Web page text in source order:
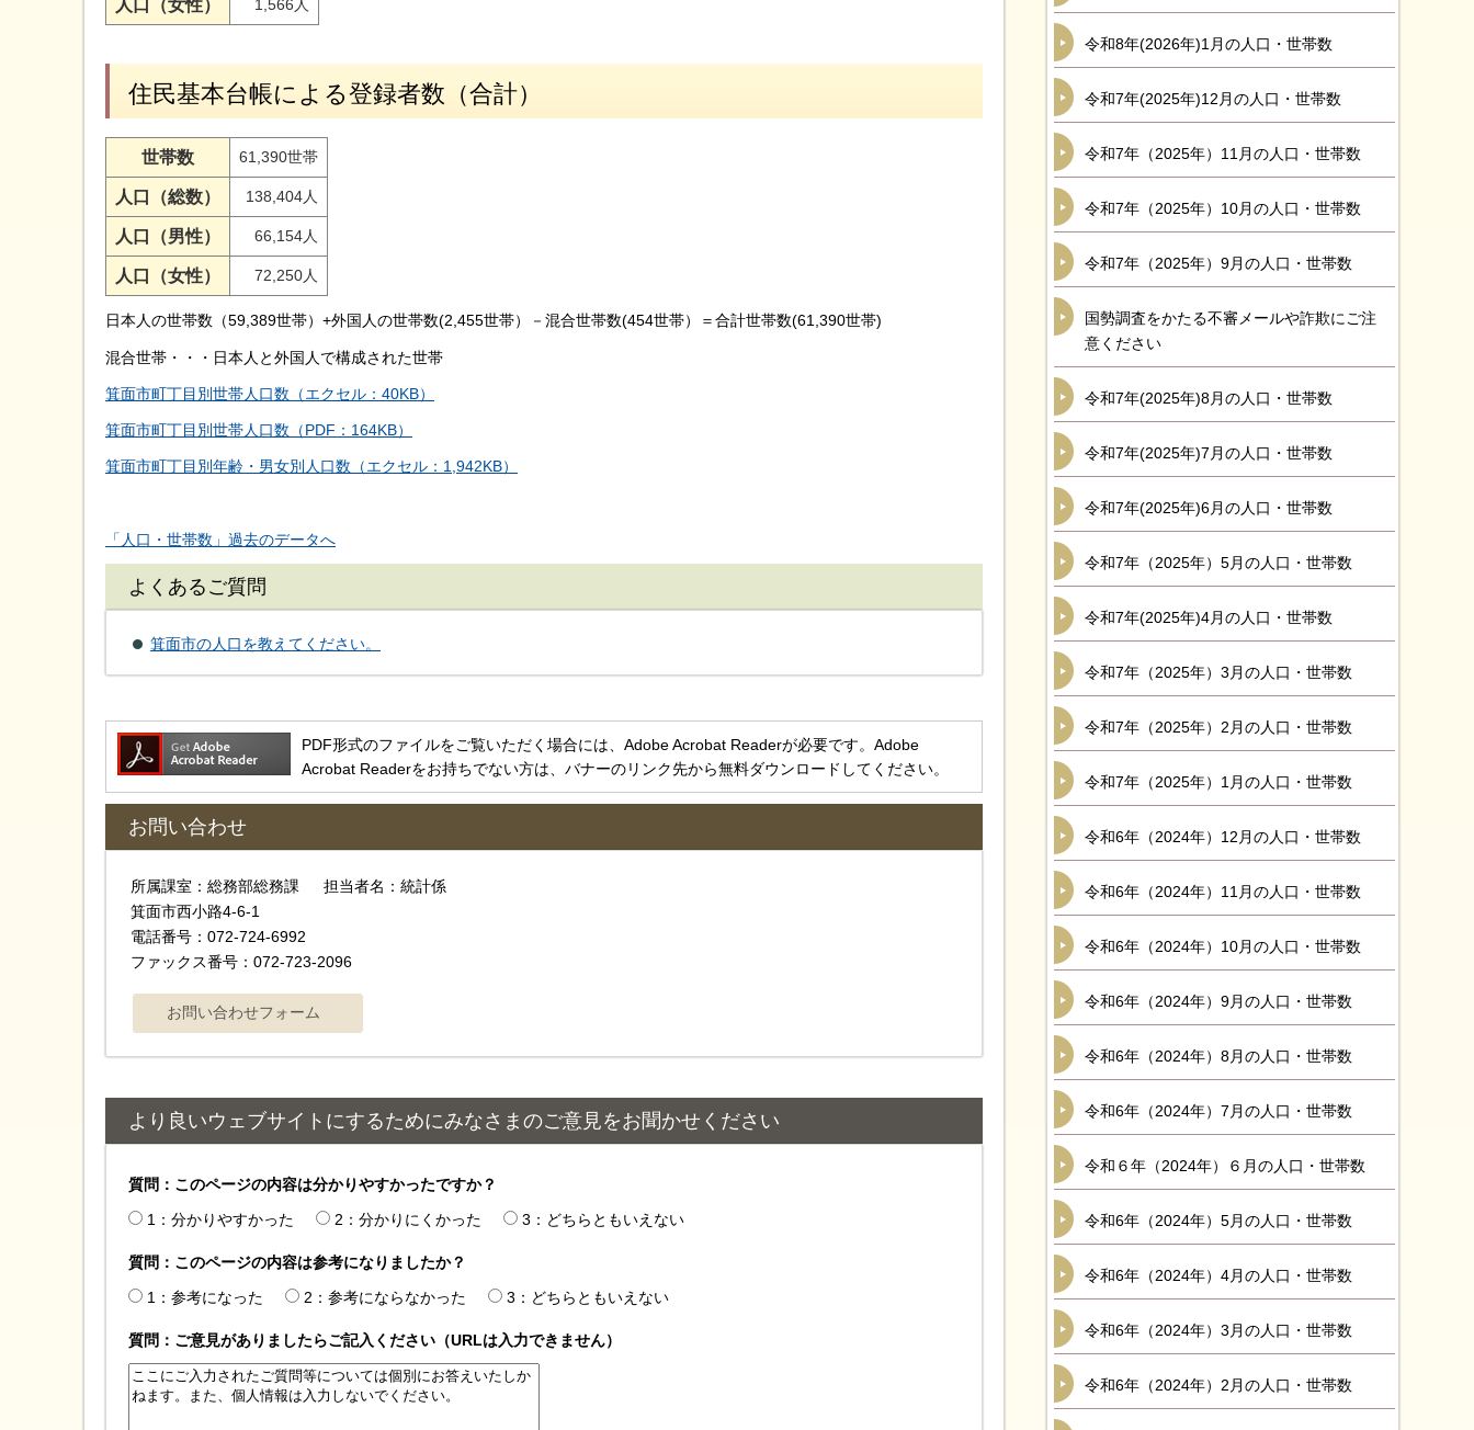
人口（女性） 1,566人
住民基本台帳による登録者数（合計）
世帯数 61,390世帯
人口（総数） 138,404人
人口（男性） 66,154人
人口（女性） 72,250人
日本人の世帯数（59,389世帯）+外国人の世帯数(2,455世帯）－混合世帯数(454世帯）＝合計世帯数(61,390世帯)
混合世帯・・・日本人と外国人で構成された世帯
箕面市町丁目別世帯人口数（エクセル：40KB）
箕面市町丁目別世帯人口数（PDF：164KB）
箕面市町丁目別年齢・男女別人口数（エクセル：1,942KB）
「人口・世帯数」過去のデータへ
よくあるご質問
箕面市の人口を教えてください。
PDF形式のファイルをご覧いただく場合には、Adobe Acrobat Readerが必要です。Adobe
Acrobat Readerをお持ちでない方は、バナーのリンク先から無料ダウンロードしてください。
お問い合わせ
所属課室：総務部総務課 担当者名：統計係
箕面市西小路4-6-1
電話番号：072-724-6992
ファックス番号：072-723-2096
より良いウェブサイトにするためにみなさまのご意見をお聞かせください
質問：このページの内容は分かりやすかったですか？
1：分かりやすかった
2：分かりにくかった 3：どちらともいえない
質問：このページの内容は参考になりましたか？
1：参考になった
2：参考にならなかった 3：どちらともいえない
質問：ご意見がありましたらご記入ください（URLは入力できません）
令和8年(2026年)1月の人口・世帯数
令和7年(2025年)12月の人口・世帯数
令和7年（2025年）11月の人口・世帯数
令和7年（2025年）10月の人口・世帯数
令和7年（2025年）9月の人口・世帯数
国勢調査をかたる不審メールや詐欺にご注
意ください
令和7年(2025年)8月の人口・世帯数
令和7年(2025年)7月の人口・世帯数
令和7年(2025年)6月の人口・世帯数
令和7年（2025年）5月の人口・世帯数
令和7年(2025年)4月の人口・世帯数
令和7年（2025年）3月の人口・世帯数
令和7年（2025年）2月の人口・世帯数
令和7年（2025年）1月の人口・世帯数
令和6年（2024年）12月の人口・世帯数
令和6年（2024年）11月の人口・世帯数
令和6年（2024年）10月の人口・世帯数
令和6年（2024年）9月の人口・世帯数
令和6年（2024年）8月の人口・世帯数
令和6年（2024年）7月の人口・世帯数
令和６年（2024年）６月の人口・世帯数
令和6年（2024年）5月の人口・世帯数
令和6年（2024年）4月の人口・世帯数
令和6年（2024年）3月の人口・世帯数
令和6年（2024年）2月の人口・世帯数